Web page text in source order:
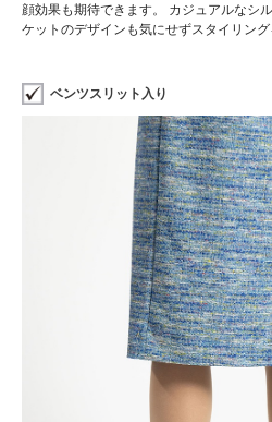
顔効果も期待できます。 カジュアルなシ
ケットのデザインも気にせずスタイリング
ベンツスリット入り